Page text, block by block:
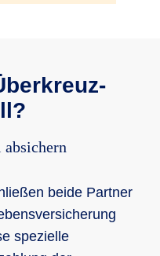
beide Partner
spezielle